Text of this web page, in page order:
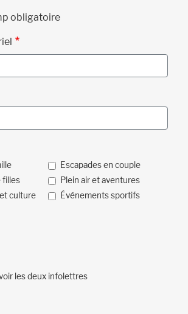
obligatoire
Escapades en couple
filles
Plein air et aventures
culture
Événements sportifs
les deux infolettres